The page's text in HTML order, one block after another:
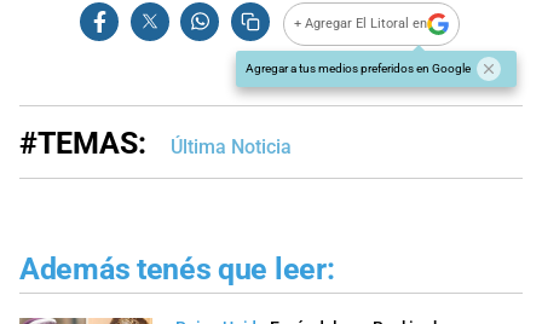
+ Agregar El Litoral en
Agregar a tus medios preferidos en Google
#TEMAS: Última Noticia
Además tenés que leer: